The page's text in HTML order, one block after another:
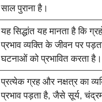
साल पुराना है।
यह सिद्धांत यह मानता है कि
प्रभाव व्यक्ति के जीवन पर
घटनाओं को प्रभावित करता है।
प्रत्येक ग्रह और नक्षत्र का
प्रभाव पड़ता है, जैसे सूर्य,